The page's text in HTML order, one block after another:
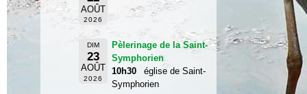
AOÛT
2026
DIM
23
AOÛT
2026
Pèlerinage de la Saint-
Symphorien
10h30
église de Saint-
Symphorien